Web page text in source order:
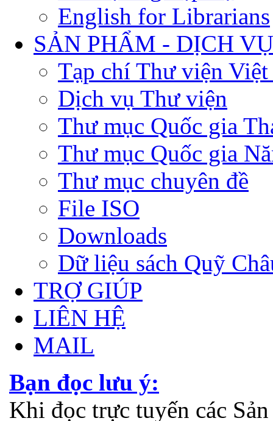
English for Librarians
SẢN PHẨM - DỊCH VỤ
Tạp chí Thư viện Việt
Dịch vụ Thư viện
Thư mục Quốc gia
Thư mục Quốc gia
Thư mục chuyên đề
File ISO
Downloads
Dữ liệu sách Quỹ
TRỢ GIÚP
LIÊN HỆ
MAIL
Bạn đọc lưu ý:
Khi đọc trực tuyến các